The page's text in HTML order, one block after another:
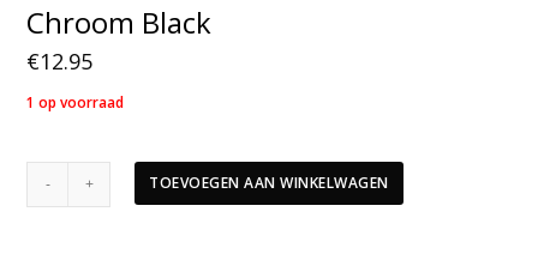
Chroom Black
€12.95
1 op voorraad
TOEVOEGEN AAN WINKELWAGEN